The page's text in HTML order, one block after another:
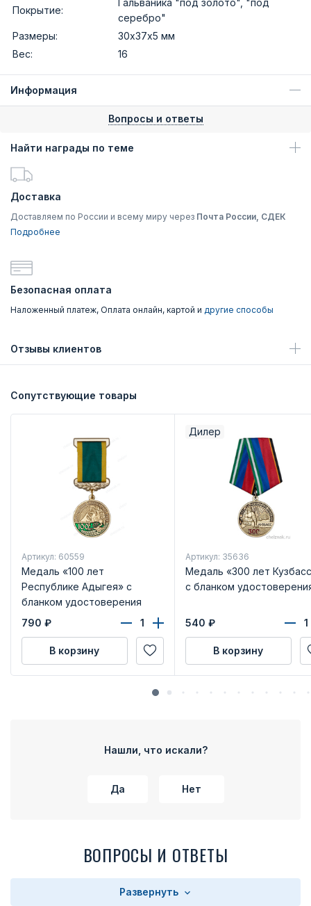
Покрытие:
серебро"
Размеры:
30х37х5 мм
Вес:
16
Информация
Вопросы и ответы
Найти награды по теме
Доставка
Доставляем по России и всему миру через Почта России, СДЕК
Подробнее
Безопасная оплата
Наложенный платеж, Оплата онлайн, картой и другие способы
Отзывы клиентов
Сопутствующие товары
Артикул: 60559
Медаль «100 лет
Республике Адыгея» с
бланком удостоверения
790 ₽
В корзину
Дилер
Артикул: 35636
Медаль «300 лет
с бланком
540 ₽
В корзину
Нашли, что искали?
Да Нет
ВОПРОСЫ И ОТВЕТЫ
Развернуть